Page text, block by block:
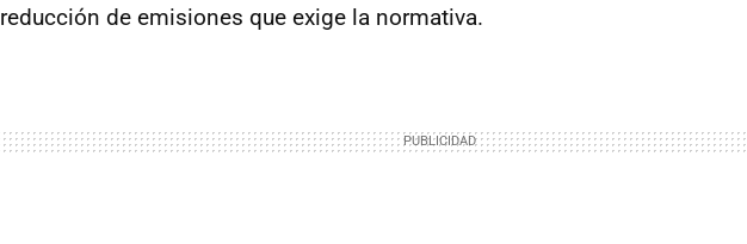
reducción de emisiones que exige la normativa.